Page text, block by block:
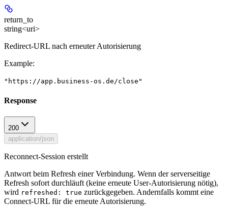
return_to
string<uri>
Redirect-URL nach erneuter Autorisierung
Example:
"https://app.business-os.de/close"
Response
200
application/json
Reconnect-Session erstellt
Antwort beim Refresh einer Verbindung. Wenn der serverseitige
Refresh sofort durchläuft (keine erneute User-Autorisierung nötig),
wird refreshed: true zurückgegeben. Andernfalls kommt eine
Connect-URL für die erneute Autorisierung.